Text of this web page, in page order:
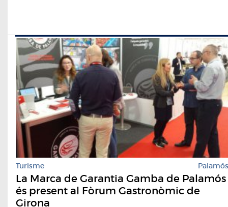
Turisme Palamós
La Marca de Garantia Gamba de Palamós
és present al Fòrum Gastronòmic de
Girona